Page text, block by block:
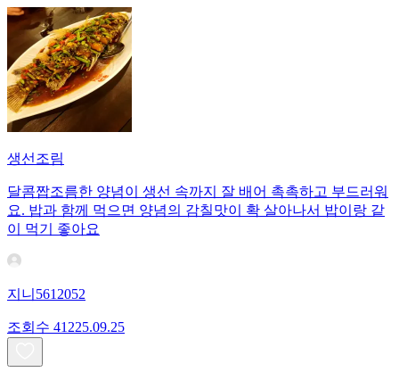
생선조림
달콤짭조름한 양념이 생선 속까지 잘 배어 촉촉하고 부드러워
요. 밥과 함께 먹으면 양념의 감칠맛이 확 살아나서 밥이랑 같
이 먹기 좋아요
지니5612052
조회수 41225.09.25